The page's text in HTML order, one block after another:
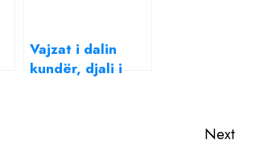
Vajzat i dalin
kundër, djali i
Next